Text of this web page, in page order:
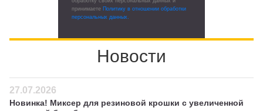
принимаете Политику в отношении обработки
персональных данных.
Новости
27.07.2026
Новинка! Миксер для резиновой крошки с увеличенной